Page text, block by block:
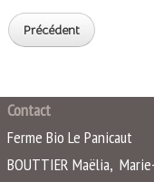
Précédent
Contact
Ferme Bio Le Panicaut
BOUTTIER Maëlia,